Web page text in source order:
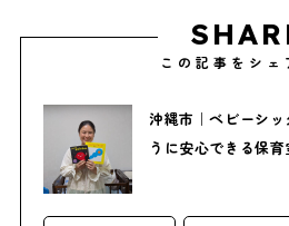
この記事をシェ
沖縄市｜ベビーシ
うに安心できる保育